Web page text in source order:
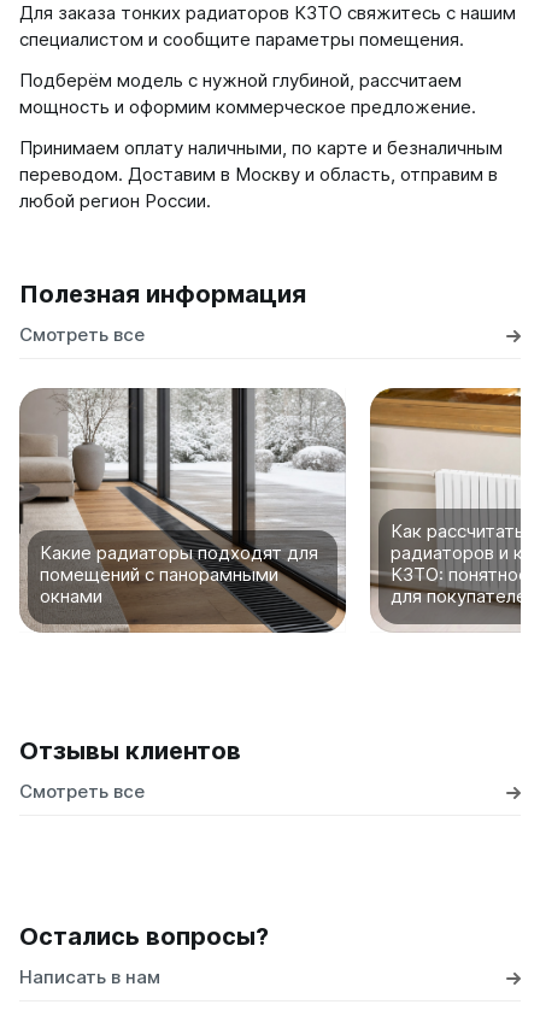
Для заказа тонких радиаторов КЗТО свяжитесь с нашим
специалистом и сообщите параметры помещения.
Подберём модель с нужной глубиной, рассчитаем
мощность и оформим коммерческое предложение.
Принимаем оплату наличными, по карте и безналичным
переводом. Доставим в Москву и область, отправим в
любой регион России.
Полезная информация
Смотреть все
Какие радиаторы подходят для
помещений с панорамными
окнами
Как рассчитать
радиаторов и
КЗТО: понятное
для покупателей
Отзывы клиентов
Смотреть все
Остались вопросы?
Написать в нам